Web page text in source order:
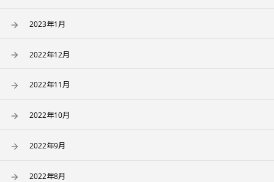
2023年1月
2022年12月
2022年11月
2022年10月
2022年9月
2022年8月